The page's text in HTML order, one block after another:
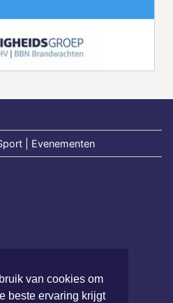
van cookies om
beste ervaring krijgt
| Evenementen